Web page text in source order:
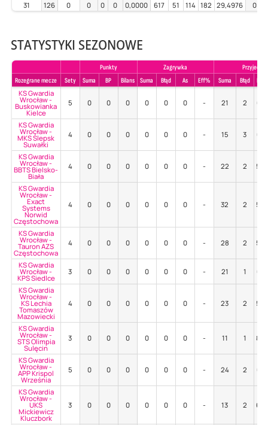
31 126 0 0 0 0 0,0000 617 51 114 182 29,4976 0
STATYSTYKI SEZONOWE
Punkty Zagrywka
Przyjecie
Rozegrane mecze
Sety Suma BP Bilans Suma Błąd As Eff% Suma Błąd
KS Gwardia
Wrocław -
Buskowianka
Kielce
5 0 0 0 0 0 0 - 21 2
KS Gwardia
Wrocław -
MKS Ślepsk
Suwałki
4 0 0 0 0 0 0 - 15 3
KS Gwardia
Wrocław -
BBTS Bielsko-
Biała
4 0 0 0 0 0 0 - 22 2
KS Gwardia
Wrocław -
Exact
Systems
Norwid
Częstochowa
4 0 0 0 0 0 0 - 32 2
KS Gwardia
Wrocław -
Tauron AZS
Częstochowa
4 0 0 0 0 0 0 - 28 2
KS Gwardia
Wrocław -
KPS Siedlce
3 0 0 0 0 0 0 - 21 1
KS Gwardia
Wrocław -
KS Lechia
Tomaszów
Mazowiecki
4 0 0 0 0 0 0 - 23 2
KS Gwardia
Wrocław -
STS Olimpia
Sulęcin
3 0 0 0 0 0 0 - 11 1
KS Gwardia
Wrocław -
APP Krispol
Września
5 0 0 0 0 0 0 - 24 2
KS Gwardia
Wrocław -
UKS
Mickiewicz
Kluczbork
3 0 0 0 0 0 0 - 13 2